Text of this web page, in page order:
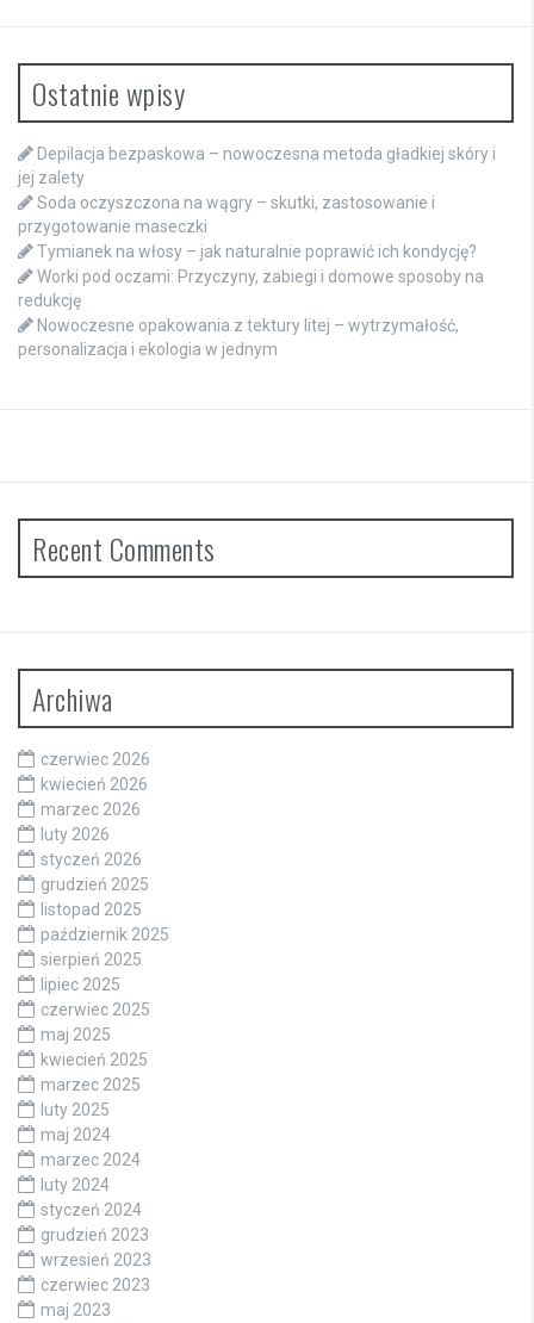
Ostatnie wpisy
Depilacja bezpaskowa – nowoczesna metoda gładkiej skóry i
jej zalety
Soda oczyszczona na wągry – skutki, zastosowanie i
przygotowanie maseczki
Tymianek na włosy – jak naturalnie poprawić ich kondycję?
Worki pod oczami: Przyczyny, zabiegi i domowe sposoby na
redukcję
Nowoczesne opakowania z tektury litej – wytrzymałość,
personalizacja i ekologia w jednym
Recent Comments
Archiwa
czerwiec 2026
kwiecień 2026
marzec 2026
luty 2026
styczeń 2026
grudzień 2025
listopad 2025
październik 2025
sierpień 2025
lipiec 2025
czerwiec 2025
maj 2025
kwiecień 2025
marzec 2025
luty 2025
maj 2024
marzec 2024
luty 2024
styczeń 2024
grudzień 2023
wrzesień 2023
czerwiec 2023
maj 2023